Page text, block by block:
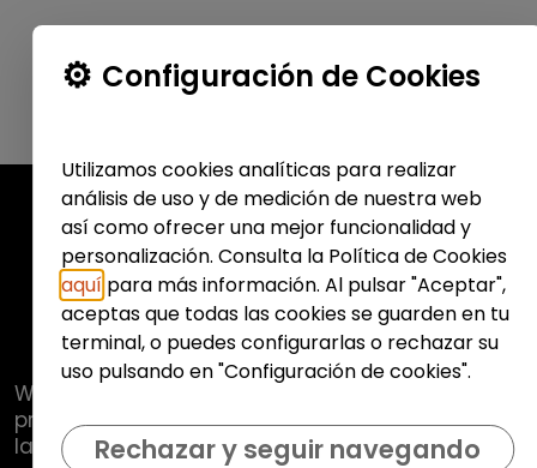
Web de
pretende promover y fomentar la inclusión
laboral de colectivos vulnerables.
Configuración de Cookies
Utilizamos cookies analíticas para realizar
análisis de uso y de medición de nuestra web
así como ofrecer una mejor funcionalidad y
personalización. Consulta la Política de Cookies
aquí para más información. Al pulsar "Aceptar",
aceptas que todas las cookies se guarden en tu
terminal, o puedes configurarlas o rechazar su
uso pulsando en "Configuración de cookies".
Rechazar y seguir navegando